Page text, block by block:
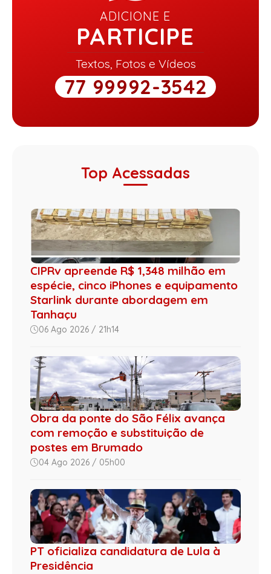
ADICIONE E
PARTICIPE
Textos, Fotos e Vídeos
77 99992-3542
Top Acessadas
CIPRv apreende R$ 1,348 milhão em
espécie, cinco iPhones e equipamento
Starlink durante abordagem em
Tanhaçu
06 Ago 2026 / 21h14
Obra da ponte do São Félix avança
com remoção e substituição de
postes em Brumado
04 Ago 2026 / 05h00
PT oficializa candidatura de Lula à
Presidência